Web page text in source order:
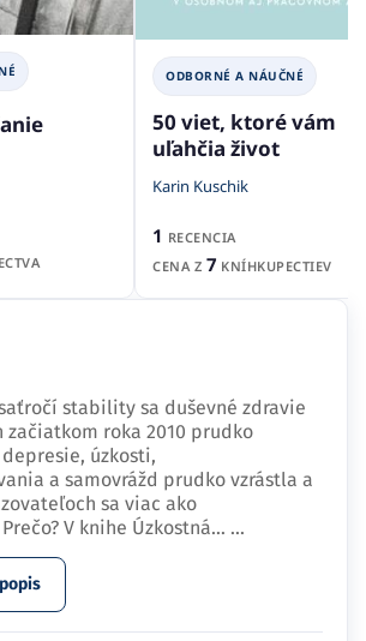
ODBORNÉ A NÁUČNÉ
50 viet, ktoré vám
uľahčia život
Karin Kuschik
1 RECENCIA
CENA Z 7 KNÍHKUPECTIEV
stability sa duševné zdravie
začiatkom roka 2010 prudko
úzkosti,
a samovrážd prudko vzrástla a
sa viac ako
V knihe Úzkostná… ...